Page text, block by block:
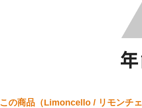
この商品（Limoncello / リモンチ